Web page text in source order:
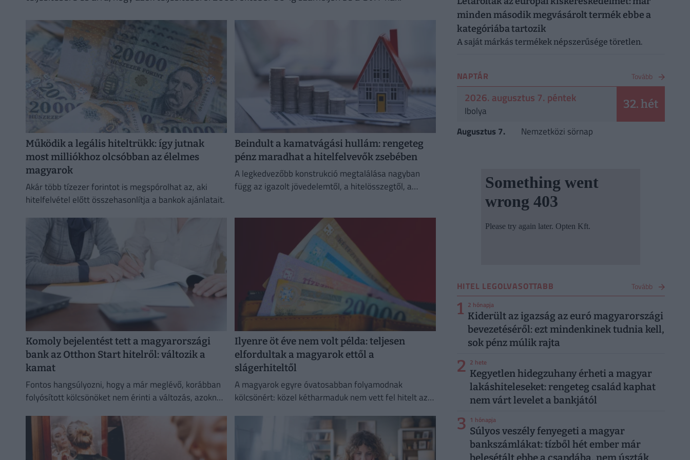
Működik a legális hiteltrükk: így jutnak
most milliókhoz olcsóbban az élelmes
magyarok
Akár több tízezer forintot is megspórolhat az, aki
hitelfelvétel előtt összehasonlítja a bankok ajánlatait.
Beindult a kamatvágási hullám: rengeteg
pénz maradhat a hitelfelvevők zsebében
A legkedvezőbb konstrukció megtalálása nagyban
függ az igazolt jövedelemtől, a hitelösszegtől, a
Komoly bejelentést tett a magyarországi
bank az Otthon Start hitelről: változik a
kamat
Fontos hangsúlyozni, hogy a már meglévő, korábban
folyósított kölcsönöket nem érinti a változás, azoknál
törlesztőrészlet.
Ilyenre öt éve nem volt példa: teljesen
elfordultak a magyarok ettől a
slágerhiteltől
A magyarok egyre óvatosabban folyamodnak
kölcsönért: közel kétharmaduk nem vett fel hitelt az
minden második megvásárolt termék ebbe a
kategóriába tartozik
A saját márkás termékek népszerűsége töretlen.
NAPTÁR Tovább
2026. augusztus 7. péntek
Ibolya 32. hét
Augusztus 7. Nemzetközi sörnap
HITEL LEGOLVASOTTABB Tovább
1 2 hónapja
Kiderült az igazság az euró magyarországi
bevezetéséről: ezt mindenkinek tudnia kell,
sok pénz múlik rajta
2 2 hete
Kegyetlen hidegzuhany érheti a magyar
lakáshiteleseket: rengeteg család kaphat
nem várt levelet a bankjától
3 1 hónapja
Súlyos veszély fenyegeti a magyar
bankszámlákat: tízből hét ember már